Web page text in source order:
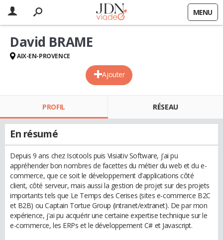
MENU
Ajouter
David BRAME
AIX-EN-PROVENCE
PROFIL RÉSEAU
En résumé
Depuis 9 ans chez Isotools puis Visiativ Software, j'ai pu
appréhender bon nombres de facettes du métier du web et du e-
commerce, que ce soit le développement d'applications côté
client, côté serveur, mais aussi la gestion de projet sur des projets
importants tels que Le Temps des Cerises (sites e-commerce B2C
et B2B) ou Captain Tortue Group (intranet/extranet). De par mon
expérience, j'ai pu acquérir une certaine expertise technique sur le
e-commerce, les ERPs et le développement C# et Javascript.